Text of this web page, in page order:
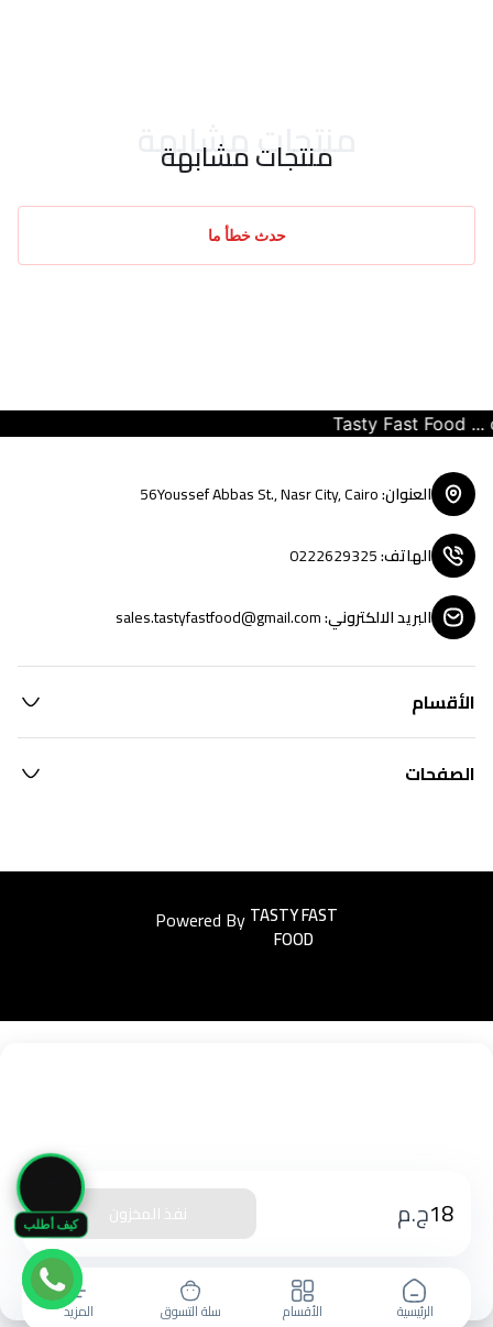
كيف أطلب
منتجات مشابهة
منتجات مشابهة
حدث خطأ ما
18ج.م نفذ المخزون
الرئيسية الأقسام سلة التسوق المزيد
Tasty Fast Food ...
العنوان:
56Youssef Abbas St., Nasr City, Cairo
الهاتف:
0222629325
البريد الالكتروني:
sales.tastyfastfood@gmail.com
الأقسام
الصفحات
Powered ByEasyorders